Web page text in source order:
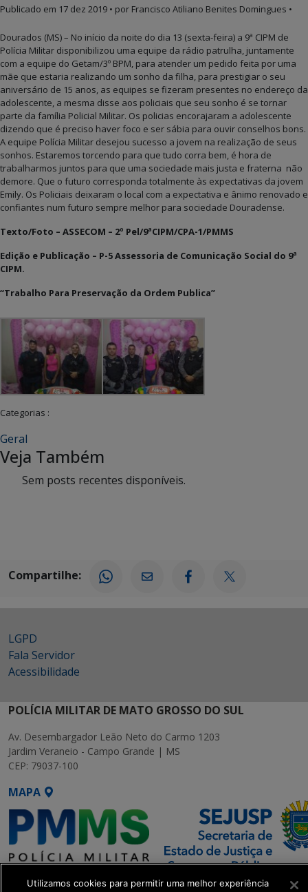
Publicado em 17 dez 2019 • por Francisco Atiliano Benites Domingues •
Dourados (MS) – No início da noite do dia 13 (sexta-feira) a 9ª CIPM de
Polícia Militar disponibilizou uma equipe da rádio patrulha, juntamente
com a equipe do Getam/3º BPM, para atender um pedido feita por uma
mãe que estaria realizando um sonho da filha, para prestigiar o seu
aniversário de 15 anos, as equipes se fizeram presentes no endereço da
adolescente, a mesma disse aos policiais que seu sonho é se tornar
parte da família Policial Militar. Os policias encorajaram a adolescente
dizendo que é preciso haver foco e ser sábia para ouvir conselhos bons.
A equipe Polícia Militar desejou sucesso a jovem na realização de seus
sonhos. Estaremos torcendo para que tudo corra bem, é hora de
trabalharmos juntos para que uma sociedade mais justa e fraterna não
demore. Que o futuro corresponda totalmente às expectativas da jovem
Emily. Os Policiais deixaram o local com a expectativa e ânimo renovado e
confiantes num futuro sempre melhor para sociedade Douradense.
Texto/Foto – ASSECOM – 2º Pel/9ªCIPM/CPA-1/PMMS
Edição e Publicação – P-5 Assessoria de Comunicação Social do 9ª
CIPM.
“Trabalho Para Preservação da Ordem Publica”
Categorias :
Geral
Veja Também
Sem posts recentes disponíveis.
Compartilhe:
LGPD
Fala Servidor
Acessibilidade
POLÍCIA MILITAR DE MATO GROSSO DO SUL
Av. Desembargador Leão Neto do Carmo 1203
Jardim Veraneio - Campo Grande | MS
CEP: 79037-100
MAPA
SETDIG | Secretaria-Executiva
Utilizamos cookies para permitir uma melhor experiência